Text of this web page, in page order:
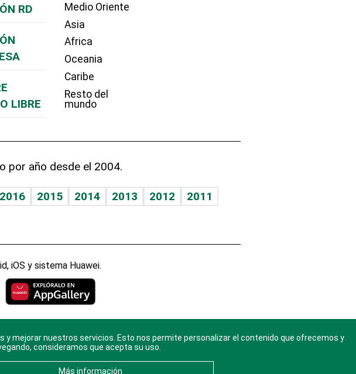
RD
LIBRE
Medio Oriente
Asia
Africa
Oceania
Caribe
Resto del
mundo
por año desde el 2004.
2016 2015 2014 2013 2012
2011
iOS y sistema Huawei.
Consulta elAviso Legal . Ponte
sobreDiario Libre
mejorar nuestros servicios. Esto nos permite personalizar el contenido que ofrecemos y
consideramos que acepta su uso.
Más información